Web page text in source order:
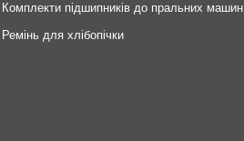
Комплекти підшипників до пральних машин
Ремінь для хлібопічки